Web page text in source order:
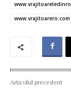
www.vrajitoarero.com
Articolul precedent